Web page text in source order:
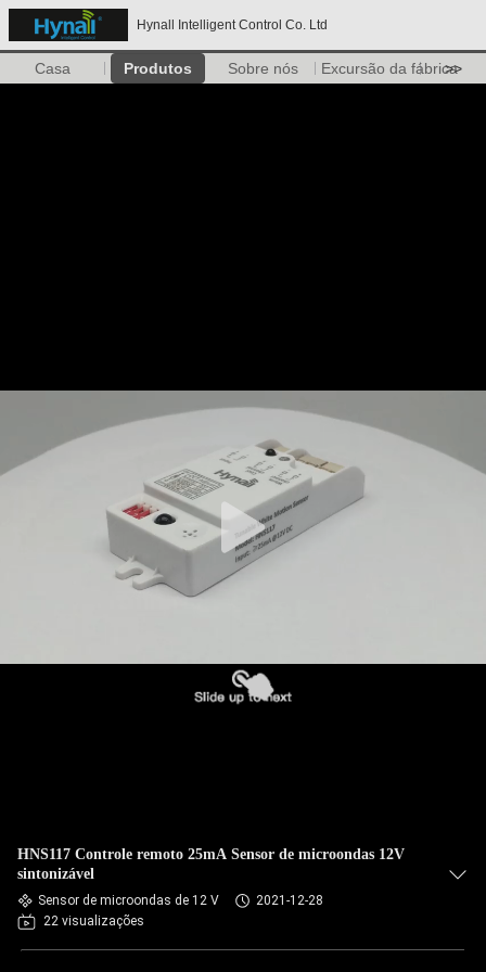
Hynall Intelligent Control Co. Ltd
Casa Produtos Sobre nós Excursão da fábrica
>>
HNS117 Controle remoto 25mA Sensor de microondas 12V
sintonizável
Sensor de microondas de 12 V
2021-12-28
22 visualizações